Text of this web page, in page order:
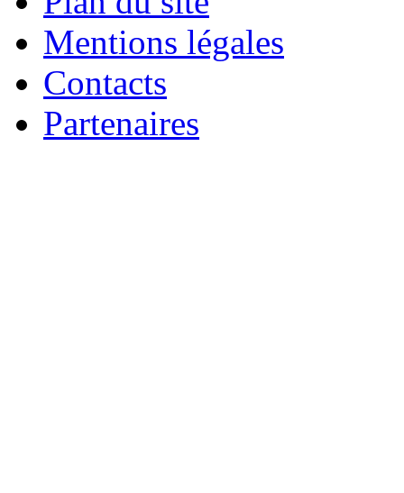
Mentions légales
Contacts
Partenaires